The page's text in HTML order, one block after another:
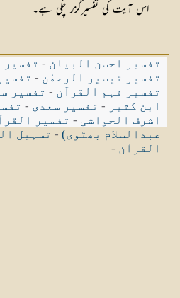
اس آیت کی تفسیرگزر چکی ہے۔
تفسیر احسن البیان -
تفسیر تیسیر الرحمٰن -
تفسیر فہم القرآن - تفسیر
ابن کثیر - تفسیر سعدی -
اشرف الحواشی - تفسیر
عبدالسلام بھٹوی)-تسہیل
القرآن -